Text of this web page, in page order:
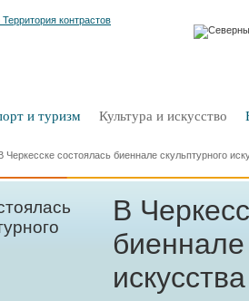
и туризм Культура и искусство
Черкесске состоялась биеннале скульптурного
В
биеннале
искусства